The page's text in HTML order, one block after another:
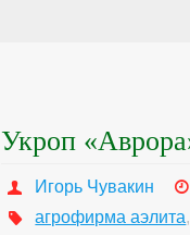
Укроп
Игорь Чувакин
агрофирма аэлита